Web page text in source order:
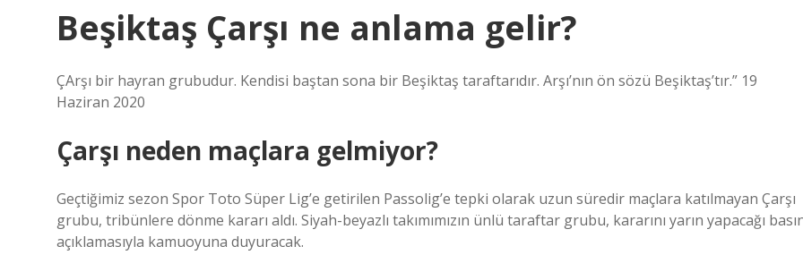
Beşiktaş Çarşı ne anlama gelir?
ÇArşı bir hayran grubudur. Kendisi baştan sona bir Beşiktaş taraftarıdır. Arşı’nın ön sözü Beşiktaş’tır.” 19
Haziran 2020
Çarşı neden maçlara gelmiyor?
Geçtiğimiz sezon Spor Toto Süper Lig’e getirilen Passolig’e tepki olarak uzun süredir maçlara katılmayan Çarşı
grubu, tribünlere dönme kararı aldı. Siyah-beyazlı takımımızın ünlü taraftar grubu, kararını yarın yapacağı
açıklamasıyla kamuoyuna duyuracak.